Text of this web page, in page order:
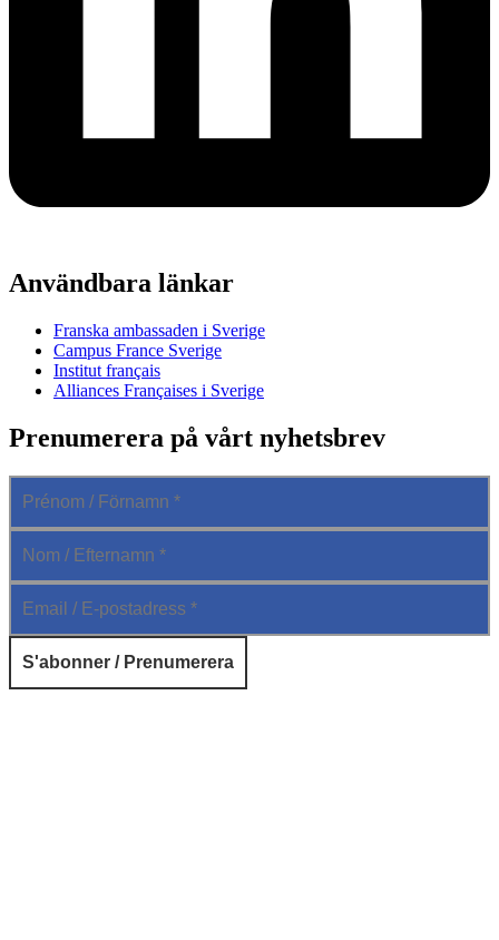
Användbara länkar
Franska ambassaden i Sverige
Campus France Sverige
Institut français
Alliances Françaises i Sverige
Prenumerera på vårt nyhetsbrev